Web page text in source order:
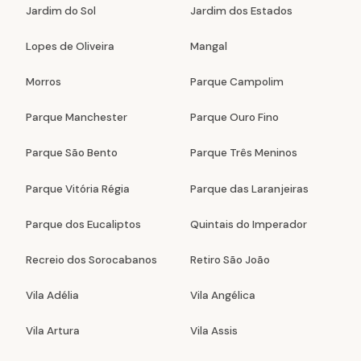
Jardim do Sol Jardim dos Estados
Lopes de Oliveira Mangal
Morros Parque Campolim
Parque Manchester Parque Ouro Fino
Parque São Bento Parque Três Meninos
Parque Vitória Régia Parque das Laranjeiras
Parque dos Eucaliptos Quintais do Imperador
Recreio dos Sorocabanos Retiro São João
Vila Adélia Vila Angélica
Vila Artura Vila Assis